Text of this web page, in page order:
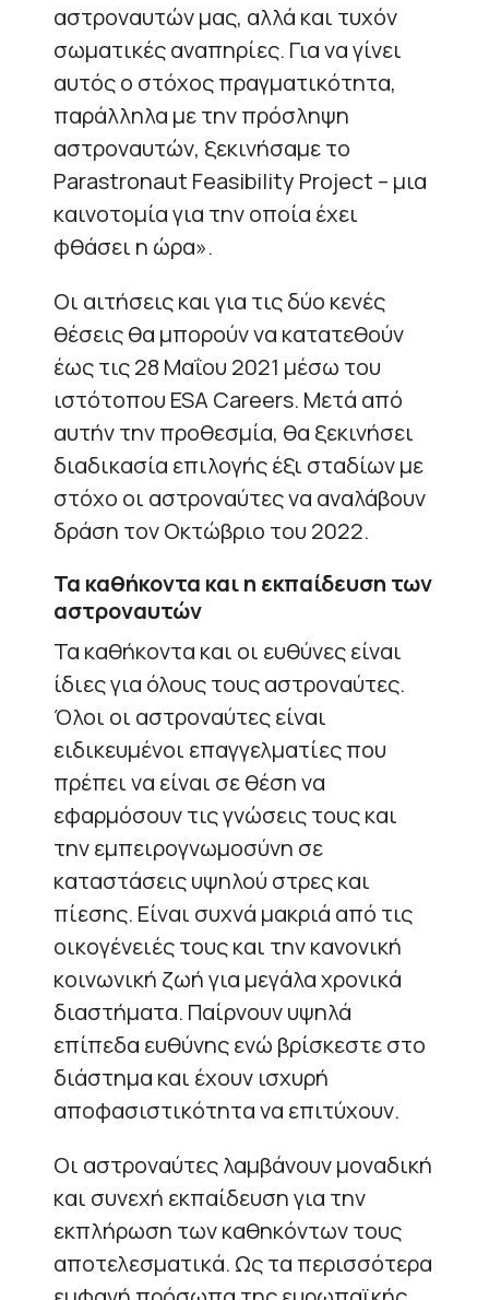
αστροναυτών μας, αλλά και τυχόν
σωματικές αναπηρίες. Για να γίνει
αυτός ο στόχος πραγματικότητα,
παράλληλα με την πρόσληψη
αστροναυτών, ξεκινήσαμε το
Parastronaut Feasibility Project – μια
καινοτομία για την οποία έχει
φθάσει η ώρα».
Οι αιτήσεις και για τις δύο κενές
θέσεις θα μπορούν να κατατεθούν
έως τις 28 Μαΐου 2021 μέσω του
ιστότοπου ESA Careers. Μετά από
αυτήν την προθεσμία, θα ξεκινήσει
διαδικασία επιλογής έξι σταδίων με
στόχο οι αστροναύτες να αναλάβουν
δράση τον Οκτώβριο του 2022.
Τα καθήκοντα και η εκπαίδευση των
αστροναυτών
Τα καθήκοντα και οι ευθύνες είναι
ίδιες για όλους τους αστροναύτες.
Όλοι οι αστροναύτες είναι
ειδικευμένοι επαγγελματίες που
πρέπει να είναι σε θέση να
εφαρμόσουν τις γνώσεις τους και
την εμπειρογνωμοσύνη σε
καταστάσεις υψηλού στρες και
πίεσης. Είναι συχνά μακριά από τις
οικογένειές τους και την κανονική
κοινωνική ζωή για μεγάλα χρονικά
διαστήματα. Παίρνουν υψηλά
επίπεδα ευθύνης ενώ βρίσκεστε στο
διάστημα και έχουν ισχυρή
αποφασιστικότητα να επιτύχουν.
Οι αστροναύτες λαμβάνουν μοναδική
και συνεχή εκπαίδευση για την
εκπλήρωση των καθηκόντων τους
αποτελεσματικά. Ως τα περισσότερα